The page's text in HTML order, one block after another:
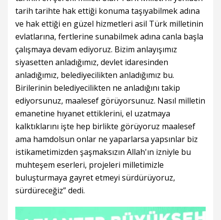
tarih tarihte hak ettiği konuma taşıyabilmek adına
ve hak ettiği en güzel hizmetleri asil Türk milletinin
evlatlarına, fertlerine sunabilmek adına canla başla
çalışmaya devam ediyoruz. Bizim anlayışımız
siyasetten anladığımız, devlet idaresinden
anladığımız, belediyecilikten anladığımız bu.
Birilerinin belediyecilikten ne anladığını takip
ediyorsunuz, maalesef görüyorsunuz. Nasıl milletin
emanetine hıyanet ettiklerini, el uzatmaya
kalktıklarını işte hep birlikte görüyoruz maalesef
ama hamdolsun onlar ne yaparlarsa yapsınlar biz
istikametimizden şaşmaksızın Allah'ın izniyle bu
muhteşem eserleri, projeleri milletimizle
buluşturmaya gayret etmeyi sürdürüyoruz,
sürdüreceğiz” dedi.